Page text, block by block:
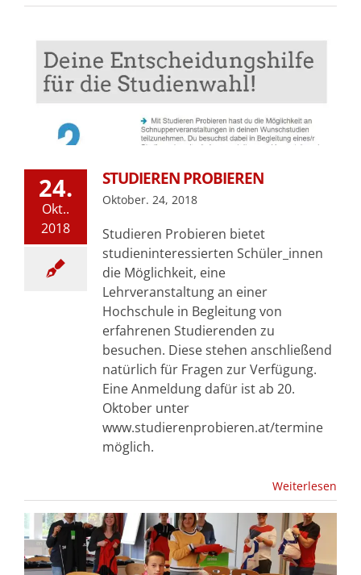
24.
Okt..
2018
STUDIEREN PROBIEREN
Oktober. 24, 2018
Studieren Probieren bietet
studieninteressierten Schüler_innen
die Möglichkeit, eine
Lehrveranstaltung an einer
Hochschule in Begleitung von
erfahrenen Studierenden zu
besuchen. Diese stehen anschließend
natürlich für Fragen zur Verfügung.
Eine Anmeldung dafür ist ab 20.
Oktober unter
www.studierenprobieren.at/termine
möglich.
Weiterlesen